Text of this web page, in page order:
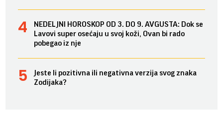
NEDELJNI HOROSKOP OD 3. DO 9. AVGUSTA: Dok se
Lavovi super osećaju u svoj koži, Ovan bi rado
pobegao iz nje
Jeste li pozitivna ili negativna verzija svog znaka
Zodijaka?